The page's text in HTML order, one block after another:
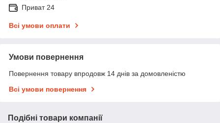
Приват 24
Всі умови оплати
Умови повернення
Повернення товару впродовж 14 днів за домовленістю
Всі умови повернення
Подібні товари компанії